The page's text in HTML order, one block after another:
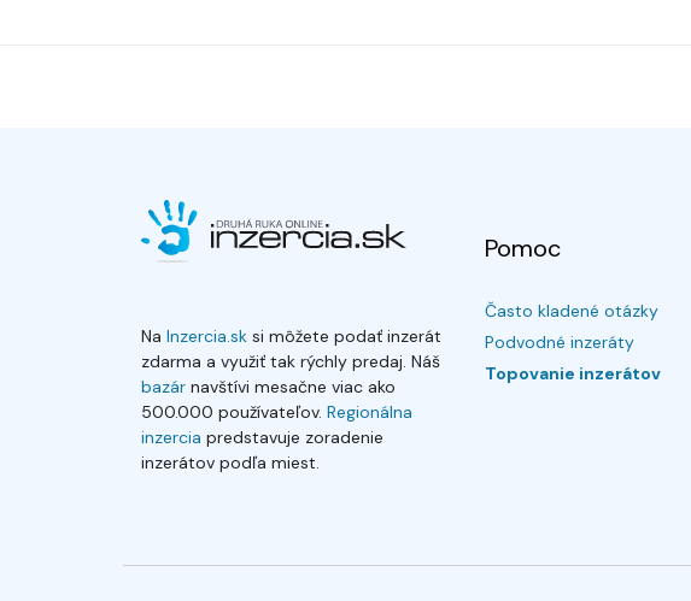
Na Inzercia.sk si môžete podať inzerát
zdarma a využiť tak rýchly predaj. Náš
bazár navštívi mesačne viac ako
500.000 používateľov. Regionálna
inzercia predstavuje zoradenie
inzerátov podľa miest.
Pomoc
Často kladené otázky
Podvodné inzeráty
Topovanie inzerátov